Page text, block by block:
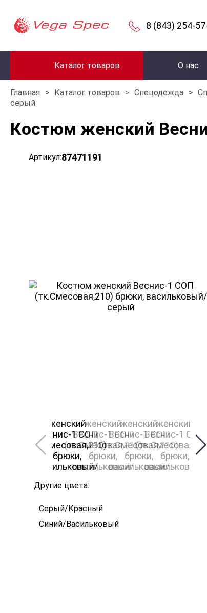
8 (843) 254-
Каталог товаров О нас
Главная > Каталог товаров > Спецодежда >
серый
Костюм женский
Артикул:87471191
Другие цвета:
Серый/Красный
Синий/Васильковый